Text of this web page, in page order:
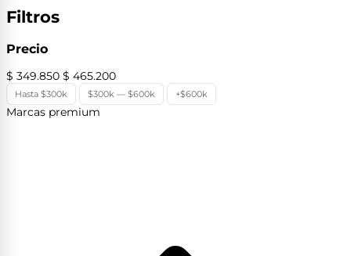
Filtros
Precio
$ 349.850 $ 465.200
Hasta $300k $300k — $600k +$600k
Marcas premium